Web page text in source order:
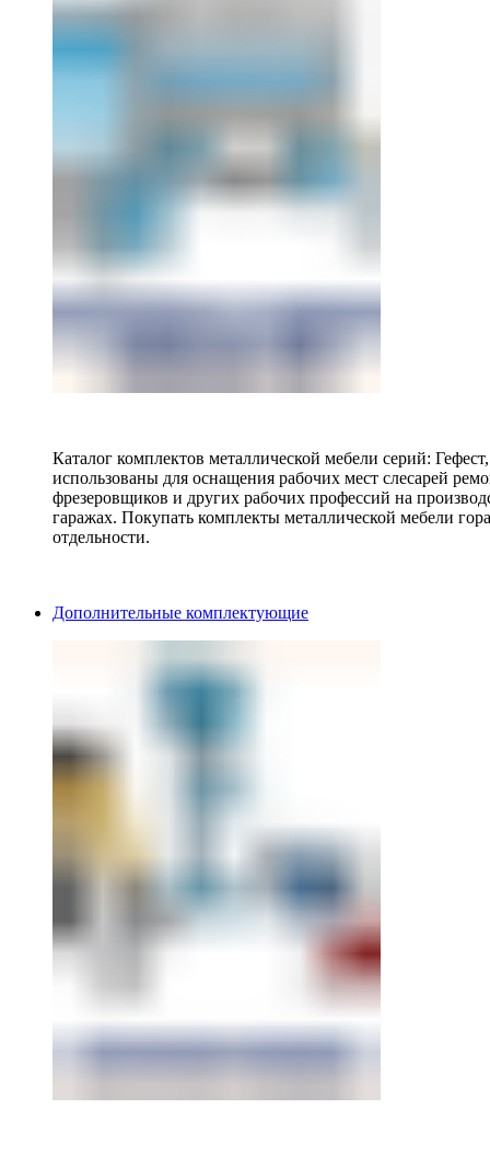
Каталог комплектов металлической мебели серий:
использованы для оснащения рабочих мест слесарей
фрезеровщиков и других рабочих профессий на
гаражах. Покупать комплекты металлической мебели
отдельности.
Дополнительные комплектующие